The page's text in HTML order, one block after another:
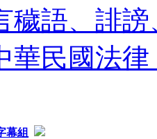
穢語、誹
華民國法
幕組